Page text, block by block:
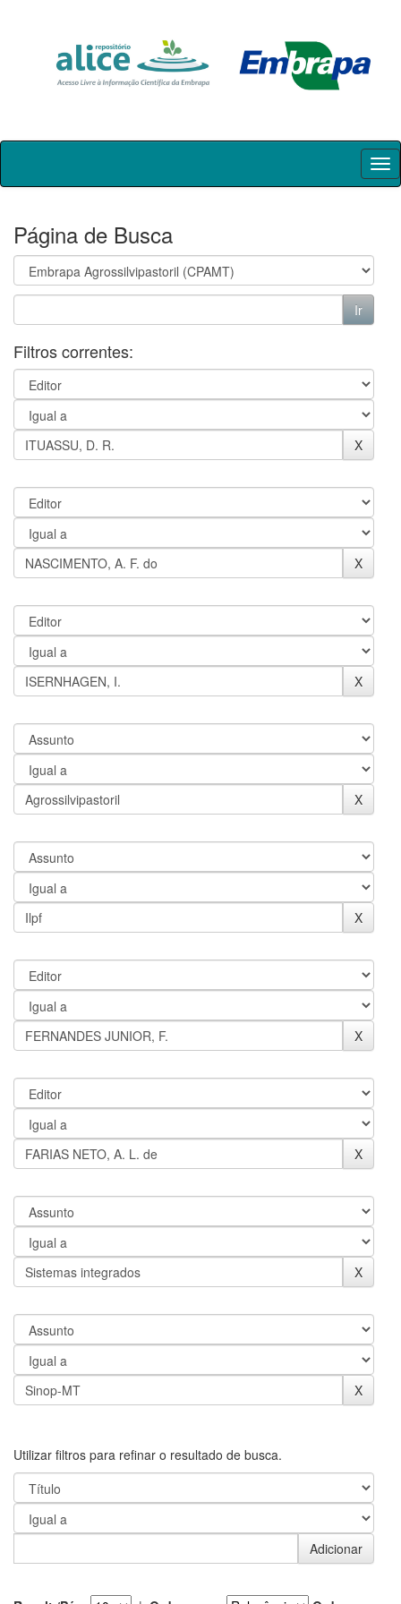
Skip
Página de Busca
Filtros correntes:
Utilizar filtros para refinar o resultado de busca.